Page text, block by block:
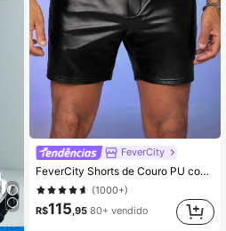
FeverCity
FeverCity Shorts de Couro PU com Botões na Frente, Lisos Pretos, Sexy para Festa
(1000+)
R$115,95 80+ vendido